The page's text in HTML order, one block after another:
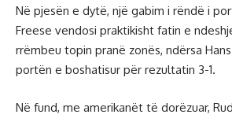
Në pjesën e dytë, një gabim i rëndë i
Freese vendosi praktikisht fatin e
rrëmbeu topin pranë zonës, ndërsa
portën e boshatisur për rezultatin 3-1.
Në fund, me amerikanët të dorëzuar,